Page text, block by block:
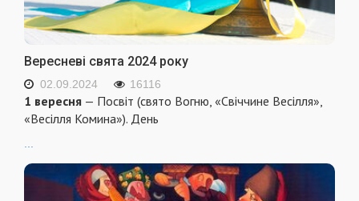
Вересневі свята 2024 року
02.09.2024 16116
1 вересня — Посвіт (свято Вогню, «Свіччине Весілля»,
«Весілля Комина»). День
...